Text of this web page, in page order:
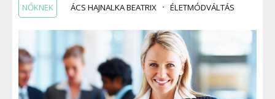
NŐKNEK ÁCS HAJNALKA BEATRIX ÉLETMÓDVÁLTÁS